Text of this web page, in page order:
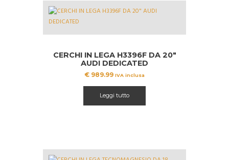
CERCHI IN LEGA H3396F DA 20″
AUDI DEDICATED
€ 989.99 IVA inclusa
Leggi tutto